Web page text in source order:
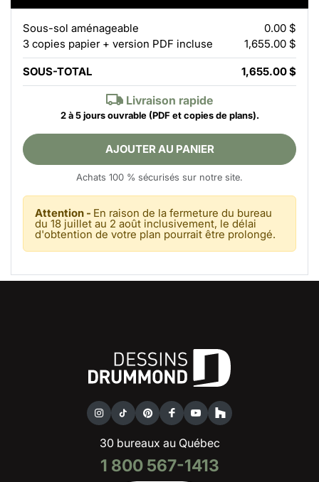
Sous-sol aménageable
0.00 $
3 copies papier + version PDF incluse
1,655.00 $
SOUS-TOTAL 1,655.00 $
Livraison rapide
2 à 5 jours ouvrable(PDF et copies de plans).
AJOUTER AU PANIER
Achats 100 % sécurisés sur notre site.
Attention - En raison de la fermeture du bureau
du 18 juillet au 2 août inclusivement, le délai
d'obtention de votre plan pourrait être prolongé.
30 bureaux au Québec
1 800 567-1413